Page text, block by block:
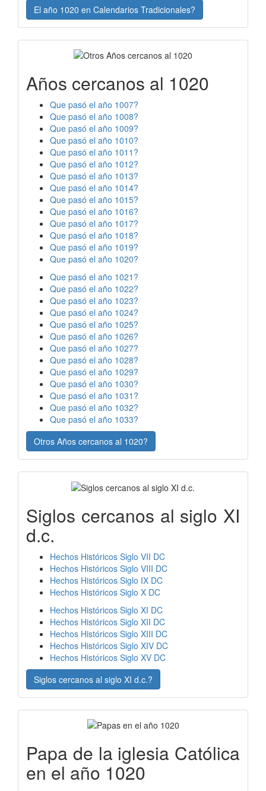
El año 1020 en Calendarios Tradicionales?
Años cercanos al 1020
Que pasó el año 1007?
Que pasó el año 1008?
Que pasó el año 1009?
Que pasó el año 1010?
Que pasó el año 1011?
Que pasó el año 1012?
Que pasó el año 1013?
Que pasó el año 1014?
Que pasó el año 1015?
Que pasó el año 1016?
Que pasó el año 1017?
Que pasó el año 1018?
Que pasó el año 1019?
Que pasó el año 1020?
Que pasó el año 1021?
Que pasó el año 1022?
Que pasó el año 1023?
Que pasó el año 1024?
Que pasó el año 1025?
Que pasó el año 1026?
Que pasó el año 1027?
Que pasó el año 1028?
Que pasó el año 1029?
Que pasó el año 1030?
Que pasó el año 1031?
Que pasó el año 1032?
Que pasó el año 1033?
Otros Años cercanos al 1020?
Siglos cercanos al siglo XI
d.c.
Hechos Históricos Siglo VII DC
Hechos Históricos Siglo VIII DC
Hechos Históricos Siglo IX DC
Hechos Históricos Siglo X DC
Hechos Históricos Siglo XI DC
Hechos Históricos Siglo XII DC
Hechos Históricos Siglo XIII DC
Hechos Históricos Siglo XIV DC
Hechos Históricos Siglo XV DC
Siglos cercanos al siglo XI d.c.?
Papa de la iglesia Católica
en el año 1020